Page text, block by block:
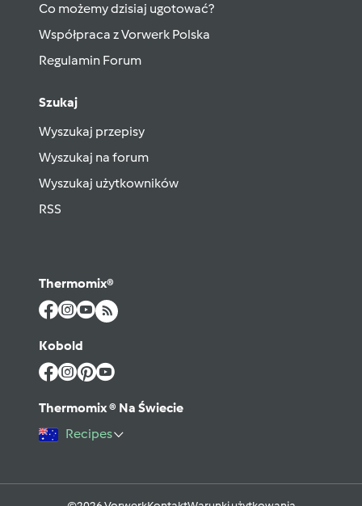
Co możemy dzisiaj ugotować?
Współpraca z Vorwerk Polska
Regulamin Forum
Szukaj
Wyszukaj przepisy
Wyszukaj na forum
Wyszukaj użytkowników
RSS
Thermomix®
Kobold
Thermomix ® Na Świecie
Recipes